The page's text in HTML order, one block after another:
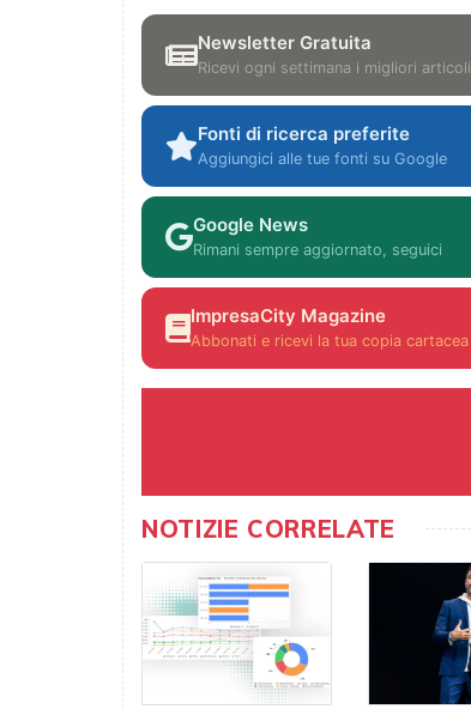
Newsletter Gratuita
Ricevi ogni settimana i migliori articoli
Fonti di ricerca preferite
Aggiungici alle tue fonti su Google
Google News
Rimani sempre aggiornato, seguici
ImpresaCity Magazine
Abbonati e ricevi la tua copia cartacea
NOTIZIE CORRELATE